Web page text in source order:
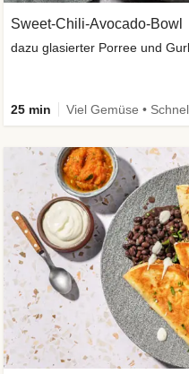
Sweet-Chili-Avocado-Bowl
dazu glasierter Porree und
25 min Viel Gemüse •